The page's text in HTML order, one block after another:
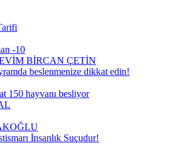
-10
BİRCAN ÇETİN
beslenmenize dikkat edin!
150 hayvanı besliyor
İnsanlık Suçudur!